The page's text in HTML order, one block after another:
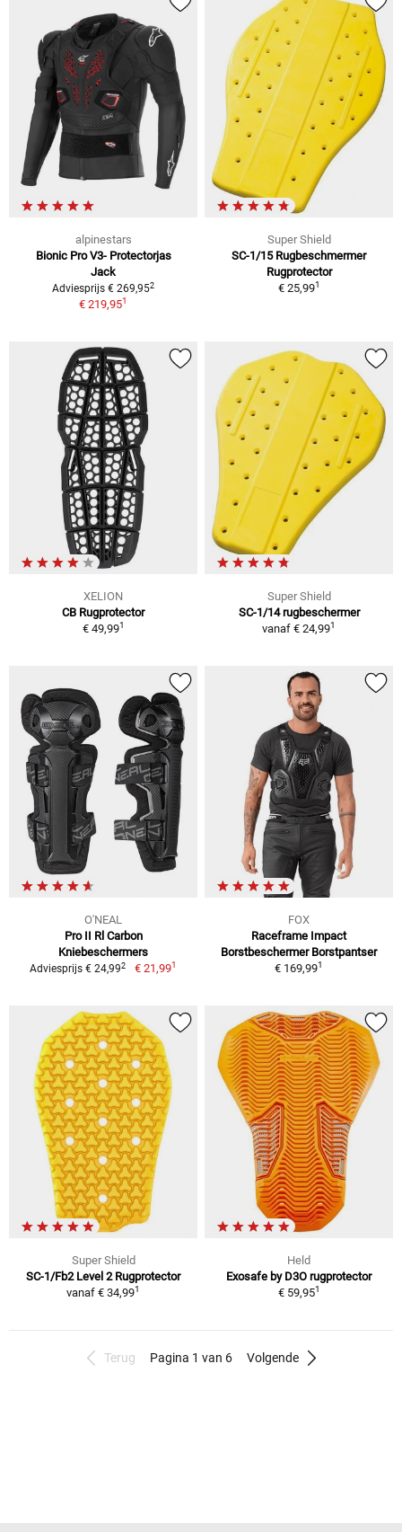
alpinestars
Bionic Pro V3- Protectorjas
Jack
Adviesprijs € 269,952
€ 219,951
Super Shield
SC-1/15 Rugbeschmermer
Rugprotector
€ 25,991
XELION
CB Rugprotector
€ 49,991
Super Shield
SC-1/14 rugbeschermer
vanaf € 24,991
O'NEAL
Pro II Rl Carbon
Kniebeschermers
Adviesprijs € 24,992 € 21,991
FOX
Raceframe Impact
Borstbeschermer Borstpantser
€ 169,991
Super Shield
SC-1/Fb2 Level 2 Rugprotector
vanaf € 34,991
Held
Exosafe by D3O rugprotector
€ 59,951
Terug Pagina 1 van 6 Volgende